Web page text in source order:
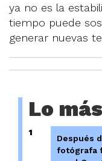
ya no es la
tiempo puede
generar nuevas
Lo
1
Después
fotógrafa